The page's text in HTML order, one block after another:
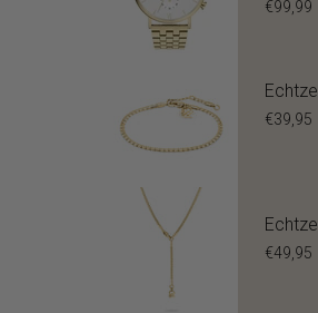
€99,99
€39,95
€49,95